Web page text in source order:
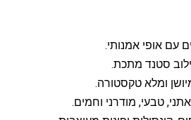
עם אופי אמנותי.
סטנד מתכת.
ומלא טקסטורה.
טבעי, מודרני וחמים.